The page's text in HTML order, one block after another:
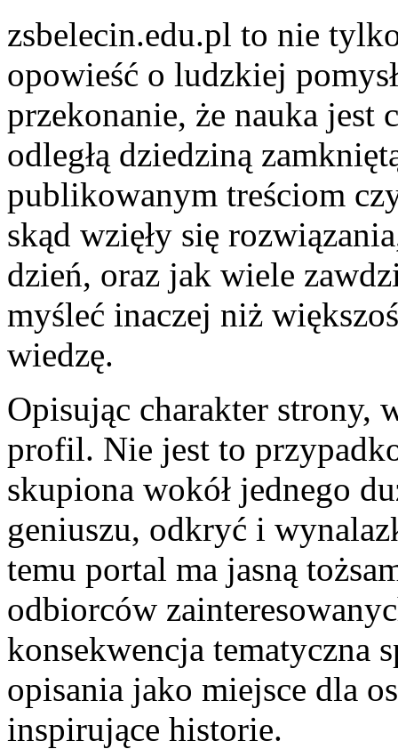
zsbelecin.edu.pl to nie
opowieść o ludzkiej
przekonanie, że nauka jest
odległą dziedziną
publikowanym treściom
skąd wzięły się
dzień, oraz jak wiele
myśleć inaczej niż
wiedzę.
Opisując charakter strony,
profil. Nie jest to
skupiona wokół jednego
geniuszu, odkryć i
temu portal ma jasną
odbiorców
konsekwencja tematyczna
opisania jako miejsce dla
inspirujące historie.